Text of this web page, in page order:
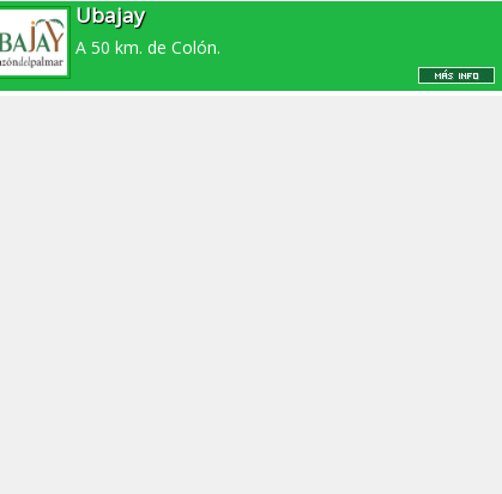
Ubajay
A 50 km. de Colón.